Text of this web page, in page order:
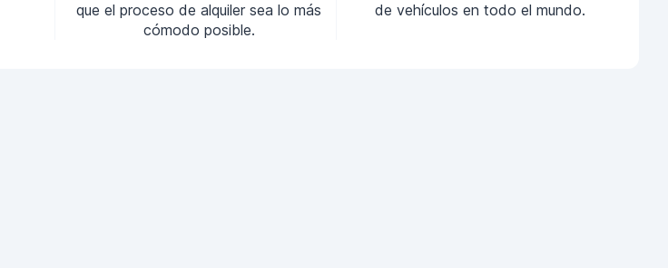
que el proceso de alquiler sea lo más
cómodo posible.
de vehículos en todo el mundo.